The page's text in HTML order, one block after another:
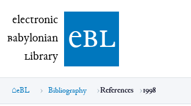
electronic Babylonian Library (eBL)
electronic
Babylonian
Library ebl
eBL Bibliography References 1998